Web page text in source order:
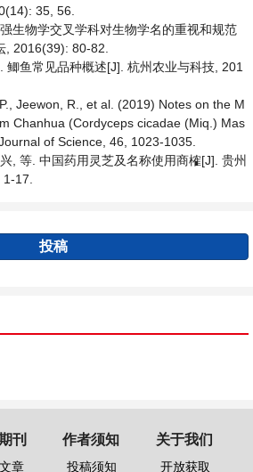
35, 56.
生物学交叉学科对生物学名的重视和规范
, 2016(39): 80-82.
鲫鱼常见品种概述[J]. 杭州农业与科技, 201
Jeewon, R., et al. (2019) Notes on the M
Chanhua (Cordyceps cicadae (Miq.) Mas
of Science, 46, 1023-1035.
, 等. 中国药用灵芝及名称使用商榷[J]. 贵州
17.
投稿
刊
章
作者须知
投稿须知
关于我们
开放获取